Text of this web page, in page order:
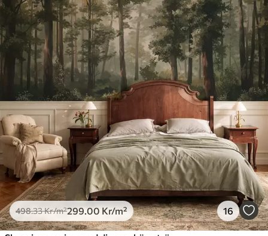
498.33Kr/m²299.00 Kr/m² 16